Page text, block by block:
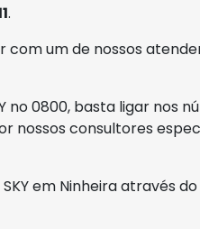
.
com um de nossos
no 0800, basta ligar nos
nossos consultores
em Ninheira através